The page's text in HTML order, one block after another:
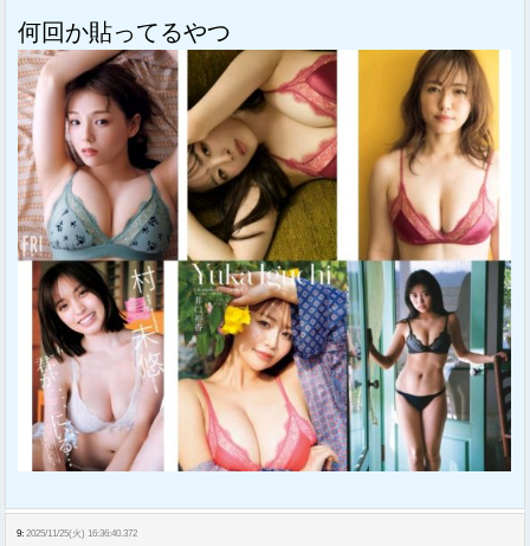
何回か貼ってるやつ
9: 2025/11/25(火) 16:36:40.372